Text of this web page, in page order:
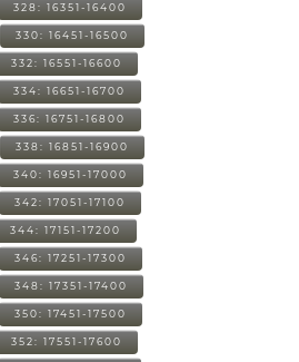
328: 16351-16400
330: 16451-16500
332: 16551-16600
334: 16651-16700
336: 16751-16800
338: 16851-16900
340: 16951-17000
342: 17051-17100
344: 17151-17200
346: 17251-17300
348: 17351-17400
350: 17451-17500
352: 17551-17600